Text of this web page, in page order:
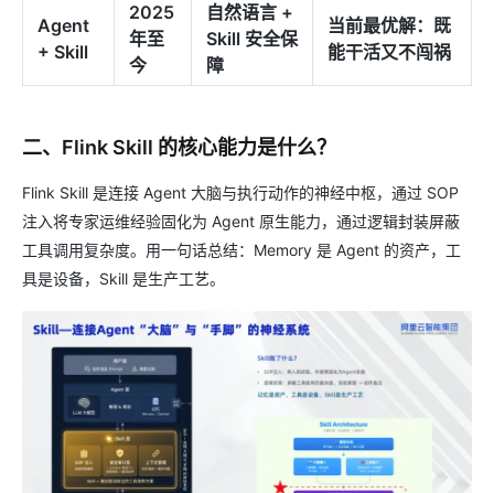
Agent
+ Skill
2025
年至
今
自然语言 +
Skill 安全保
障
当前最优解：既
能干活又不闯祸
二、Flink Skill 的核心能力是什么？
Flink Skill 是连接 Agent 大脑与执行动作的神经中枢，通过 SOP
注入将专家运维经验固化为 Agent 原生能力，通过逻辑封装屏蔽
工具调用复杂度。用一句话总结：Memory 是 Agent 的资产，工
具是设备，Skill 是生产工艺。